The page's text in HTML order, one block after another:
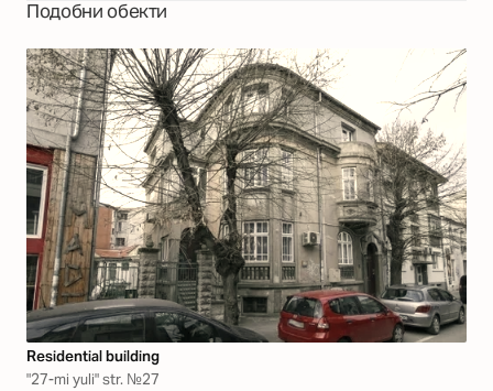
Подобни обекти
Residential building
"27-mi yuli" str. №27